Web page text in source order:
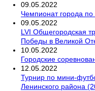
09 05 2022
Чемпионат города по
09 05 2022
LVI Общегородская
Победы в Великой
10 05 2022
Городские
12 05 2022
Турнир по мини-
Ленинского района